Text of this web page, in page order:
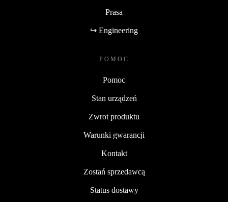
Prasa
↪ Engineering
POMOC
Pomoc
Stan urządzeń
Zwrot produktu
Warunki gwarancji
Kontakt
Zostań sprzedawcą
Status dostawy